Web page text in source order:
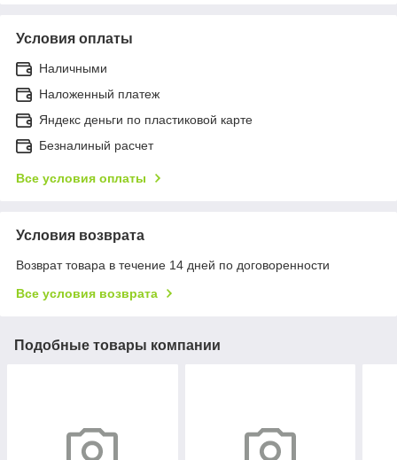
Условия оплаты
Наличными
Наложенный платеж
Яндекс деньги по пластиковой карте
Безналиный расчет
Все условия оплаты
Условия возврата
Возврат товара в течение 14 дней по договоренности
Все условия возврата
Подобные товары компании